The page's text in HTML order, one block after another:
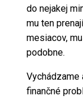
do nejakej
mu ten
mesiacov,
podobne.
Vychádzame
finančné